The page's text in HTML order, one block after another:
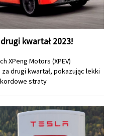
kwartał 2023!
XPeng Motors (XPEV)
drugi kwartał, pokazując lekki
straty